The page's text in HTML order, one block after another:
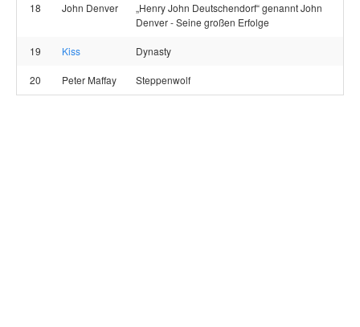
18 John Denver
„Henry John Deutschendorf“ genannt John
Denver - Seine großen Erfolge
19 Kiss Dynasty
20 Peter Maffay Steppenwolf